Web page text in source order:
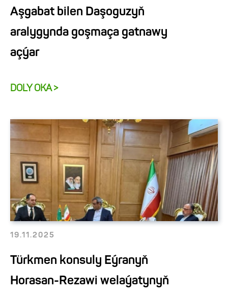
Aşgabat bilen Daşoguzyň
aralygynda goşmaça gatnawy
açýar
DOLY OKA >
19.11.2025
Türkmen konsuly Eýranyň
Horasan-Rezawi welaýatynyň